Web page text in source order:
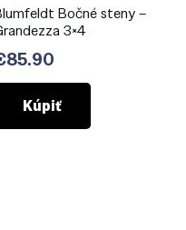
Bočné steny –
3×4
85.90
Kúpiť